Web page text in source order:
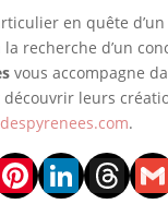
en quête
recherche d’un
vous accompagne
leurs
.